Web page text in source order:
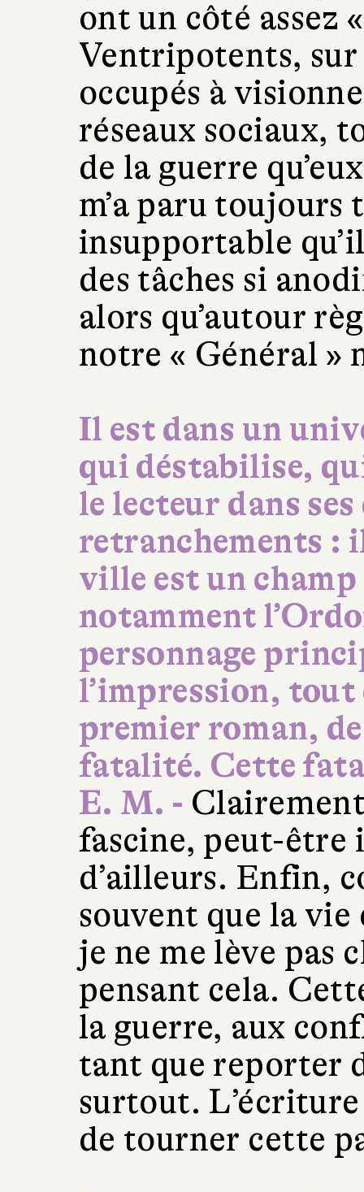
ont un côté assez
Ventripotents,
occupés à
réseaux sociaux,
de la guerre
m’a paru
insupportable
des tâches si
alors qu’autour
notre « Général »
Il est dans un
qui déstabilise,
le lecteur dans
retranchements :
ville est un
notamment
personnage
l’impression, tout
premier roman,
fatalité. Cette
E. M. -
fascine, peut-être
d’ailleurs. Enfin,
souvent que la
je ne me lève pas
pensant cela.
la guerre, aux
tant que reporter
surtout. L’écriture
de tourner cette